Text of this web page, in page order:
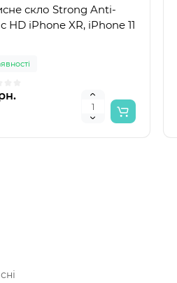
скло Strong Anti-
HD iPhone XR, iPhone 11